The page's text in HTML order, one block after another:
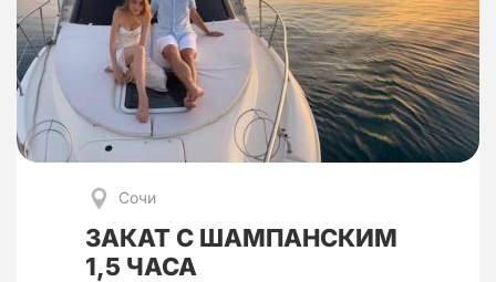
Сочи
ЗАКАТ С ШАМПАНСКИМ
1,5 ЧАСА